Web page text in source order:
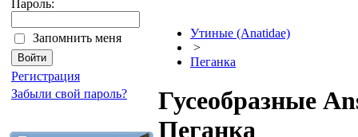
Пароль:
Запомнить меня
Регистрация
Забыли свой пароль?
Утиные (Anatidae)
>
Пеганка
Гусеобразные
Пеганка